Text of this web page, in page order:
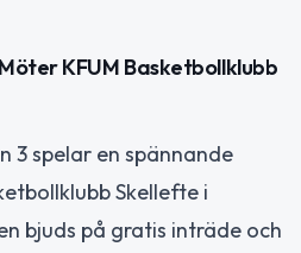
KFUM Basketbollklubb
3 spelar en spännande
Skellefte i
bjuds på gratis inträde och